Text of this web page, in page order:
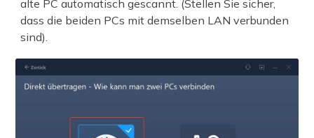
alte PC automatisch gescannt. (Stellen Sie sicher,
dass die beiden PCs mit demselben LAN verbunden
sind).